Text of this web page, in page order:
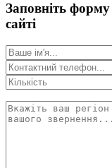
Заповніть
сайті